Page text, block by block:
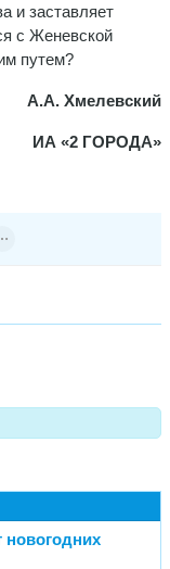
и заставляет
с Женевской
путем?
А.А. Хмелевский
ИА «2 ГОРОДА»
новогодних